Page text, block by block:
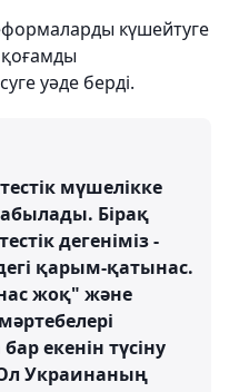
күшейтуге
қоғамды
уәде берді.
мүшелікке
Бірақ
дегеніміз -
қарым-қатынас.
жоқ" және
екенін түсіну
Украинаның